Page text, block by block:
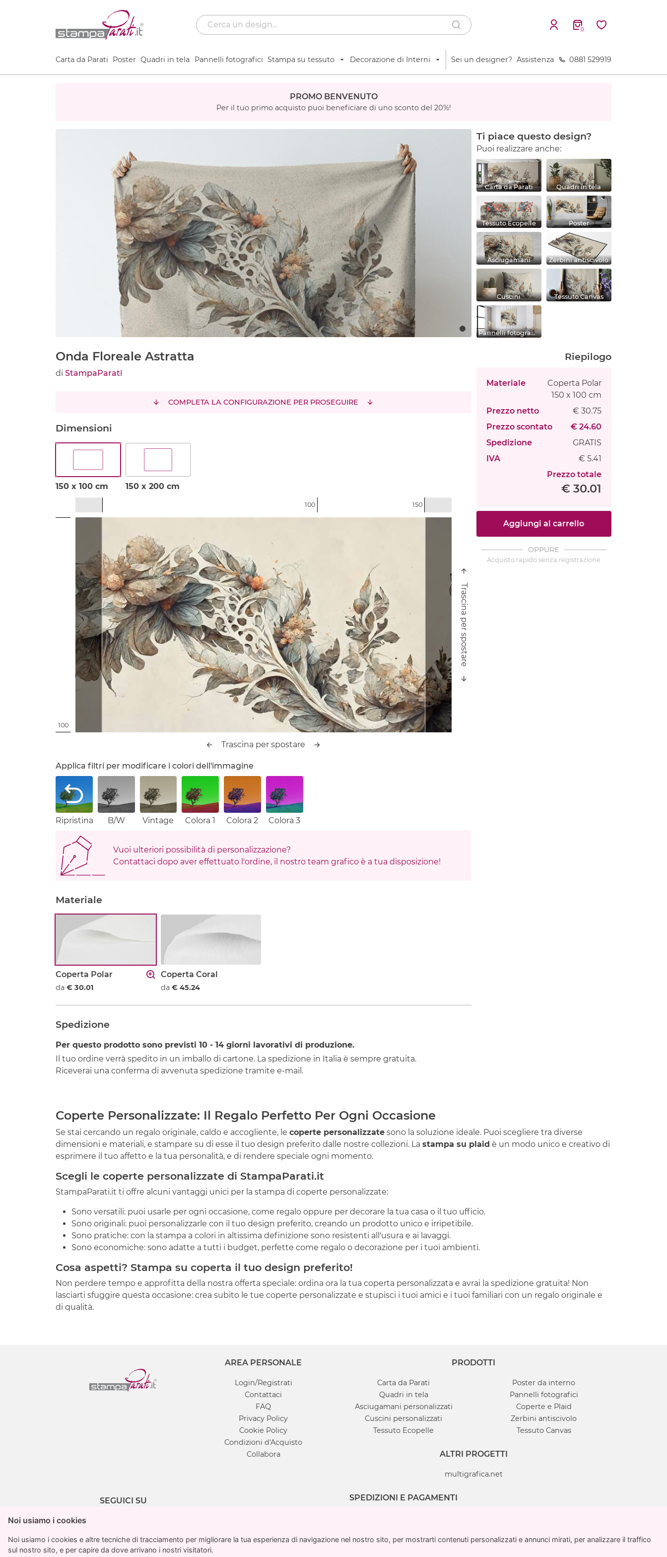
Noi usiamo i cookies
Noi usiamo i cookies e altre tecniche di tracciamento per migliorare la tua esperienza di navigazione nel nostro sito, per mostrarti contenuti personalizzati e annunci mirati, per analizzare il traffico
sul nostro sito, e per capire da dove arrivano i nostri visitatori.
Noi usiamo i cookies
Noi usiamo i cookies e altre tecniche di tracciamento per migliorare la tua esperienza di navigazione nel nostro sito, per mostrarti contenuti personalizzati e annunci mirati, per analizzare il traffico
sul nostro sito, e per capire da dove arrivano i nostri visitatori.
0
Carta da Parati Poster Quadri in tela Pannelli fotografici Stampa su tessuto Decorazione di Interni Sei un designer? Assistenza 0881 529919
PROMO BENVENUTO
Per il tuo primo acquisto puoi beneficiare di uno sconto del 20%!
Ti piace questo design?
Puoi realizzare anche:
Carta da Parati Quadri in tela
Tessuto Ecopelle Poster
Asciugamani Zerbini antiscivolo
Cuscini Tessuto Canvas
Pannelli fotografici
Onda Floreale Astratta
di StampaParati
COMPLETA LA CONFIGURAZIONE PER PROSEGUIRE
Dimensioni
150 x 100 cm 150 x 200 cm
100 150
100
Trascina per spostare
Trascina per spostare
Applica filtri per modificare i colori dell'immagine
Ripristina B/W Vintage Colora 1 Colora 2 Colora 3
Vuoi ulteriori possibilità di personalizzazione?
Contattaci dopo aver effettuato l'ordine, il nostro team grafico è a tua disposizione!
Materiale
Coperta Polar
da € 30.01
Coperta Coral
da € 45.24
Spedizione
Per questo prodotto sono previsti 10 - 14 giorni lavorativi di produzione.
Il tuo ordine verrà spedito in un imballo di cartone. La spedizione in Italia è sempre gratuita.
Riceverai una conferma di avvenuta spedizione tramite e-mail.
Riepilogo
Materiale
Coperta Polar
150 x 100 cm
Prezzo netto
€ 30.75
Prezzo scontato
€ 24.60
Spedizione
GRATIS
IVA
€ 5.41
Prezzo totale
€ 30.01
Aggiungi al carrello
OPPURE
Acquisto rapido senza registrazione
Coperte Personalizzate: Il Regalo Perfetto Per Ogni Occasione
Se stai cercando un regalo originale, caldo e accogliente, le coperte personalizzate sono la soluzione ideale. Puoi scegliere tra diverse
dimensioni e materiali, e stampare su di esse il tuo design preferito dalle nostre collezioni. La stampa su plaid è un modo unico e creativo di
esprimere il tuo affetto e la tua personalità, e di rendere speciale ogni momento.
Scegli le coperte personalizzate di StampaParati.it
StampaParati.it ti offre alcuni vantaggi unici per la stampa di coperte personalizzate:
Sono versatili: puoi usarle per ogni occasione, come regalo oppure per decorare la tua casa o il tuo ufficio.
Sono originali: puoi personalizzarle con il tuo design preferito, creando un prodotto unico e irripetibile.
Sono pratiche: con la stampa a colori in altissima definizione sono resistenti all'usura e ai lavaggi.
Sono economiche: sono adatte a tutti i budget, perfette come regalo o decorazione per i tuoi ambienti.
Cosa aspetti? Stampa su coperta il tuo design preferito!
Non perdere tempo e approfitta della nostra offerta speciale: ordina ora la tua coperta personalizzata e avrai la spedizione gratuita! Non
lasciarti sfuggire questa occasione: crea subito le tue coperte personalizzate e stupisci i tuoi amici e i tuoi familiari con un regalo originale e
di qualità.
SEGUICI SU
AREA PERSONALE
Login/Registrati
Contattaci
FAQ
Privacy Policy
Cookie Policy
Condizioni d'Acquisto
Collabora
PRODOTTI
Carta da Parati
Poster da interno
Quadri in tela
Pannelli fotografici
Asciugamani personalizzati
Coperte e Plaid
Cuscini personalizzati
Zerbini antiscivolo
Tessuto Ecopelle
Tessuto Canvas
ALTRI PROGETTI
multigrafica.net
SPEDIZIONI E PAGAMENTI